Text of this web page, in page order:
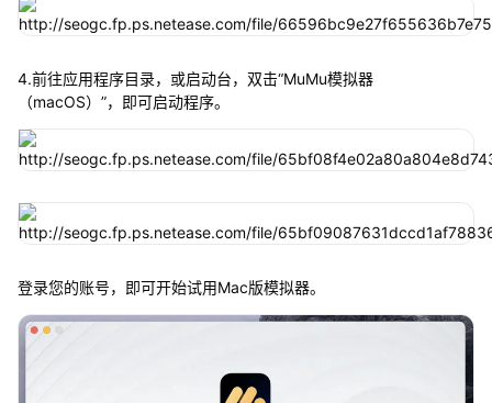
4.前往应用程序目录，或启动台，双击“MuMu模拟器
（macOS）”，即可启动程序。
登录您的账号，即可开始试用Mac版模拟器。